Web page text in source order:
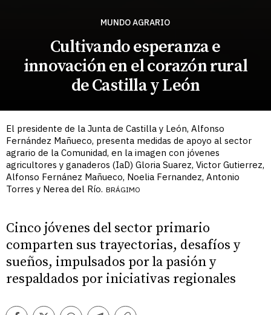
MUNDO AGRARIO
Cultivando esperanza e
innovación en el corazón rural
de Castilla y León
El presidente de la Junta de Castilla y León, Alfonso
Fernández Mañueco, presenta medidas de apoyo al sector
agrario de la Comunidad, en la imagen con jóvenes
agricultores y ganaderos (IaD) Gloria Suarez, Victor Gutierrez,
Alfonso Fernánez Mañueco, Noelia Fernandez, Antonio
Torres y Nerea del Río. BRÁGIMO
Cinco jóvenes del sector primario
comparten sus trayectorias, desafíos y
sueños, impulsados por la pasión y
respaldados por iniciativas regionales